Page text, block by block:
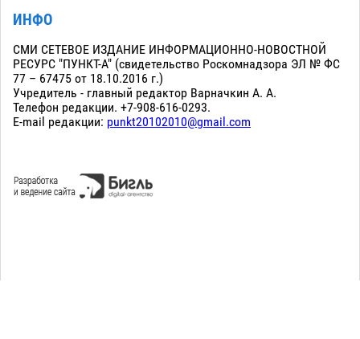
ИНФО
СМИ СЕТЕВОЕ ИЗДАНИЕ ИНФОРМАЦИОННО-НОВОСТНОЙ
РЕСУРС "ПУНКТ-А" (свидетельство Роскомнадзора ЭЛ № ФС
77 – 67475 от 18.10.2016 г.)
Учредитель - главный редактор Варначкин А. А.
Телефон редакции. +7-908-616-0293.
E-mail редакции: punkt20102010@gmail.com